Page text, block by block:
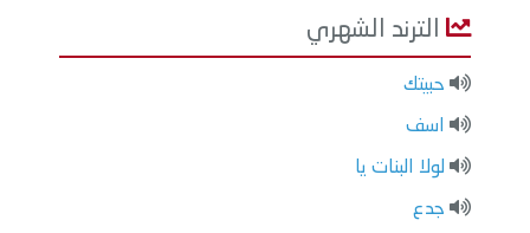
الترند الشهري
حبيتك
اسف
لولا البنات يا
جدع